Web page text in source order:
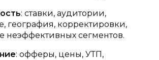
: ставки, аудитории,
география, корректировки,
неэффективных сегментов.
: офферы, цены, УТП,